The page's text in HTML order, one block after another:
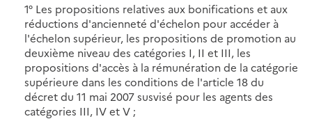
1° Les propositions relatives aux bonifications et aux
réductions d'ancienneté d'échelon pour accéder à
l'échelon supérieur, les propositions de promotion au
deuxième niveau des catégories I, II et III, les
propositions d'accès à la rémunération de la catégorie
supérieure dans les conditions de l'article 18 du
décret du 11 mai 2007 susvisé pour les agents des
catégories III, IV et V ;